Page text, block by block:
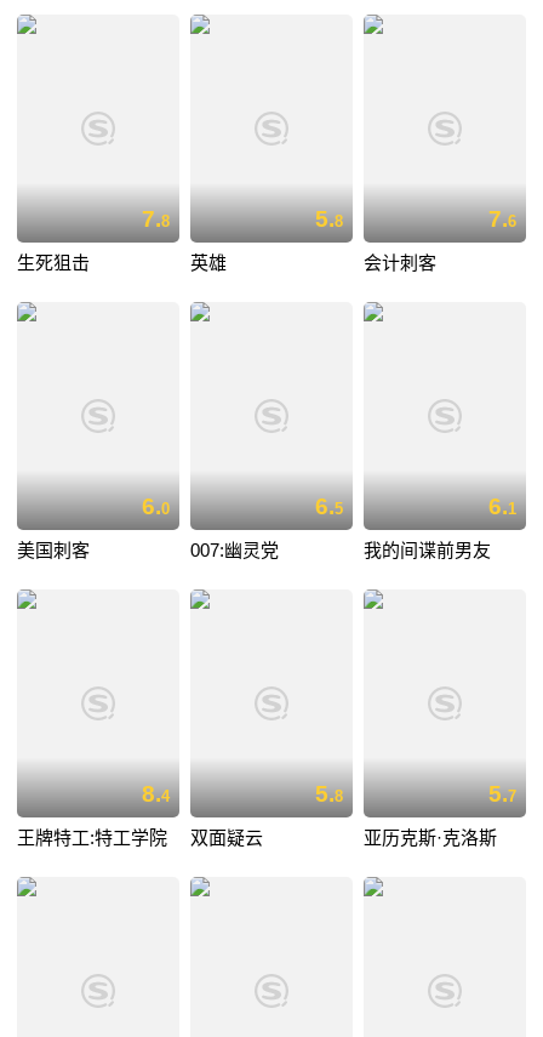
7.8
生死狙击
5.8
英雄
7.6
会计刺客
6.0
美国刺客
6.5
007:幽灵党
6.1
我的间谍前男友
8.4
王牌特工:特工学院
5.8
双面疑云
5.7
亚历克斯·克洛斯